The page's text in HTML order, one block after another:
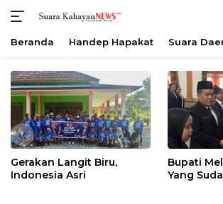
konten
Beranda Handep Hapakat Suara
«
Gerakan Langit Biru,
Indonesia Asri
Bupati
Yang